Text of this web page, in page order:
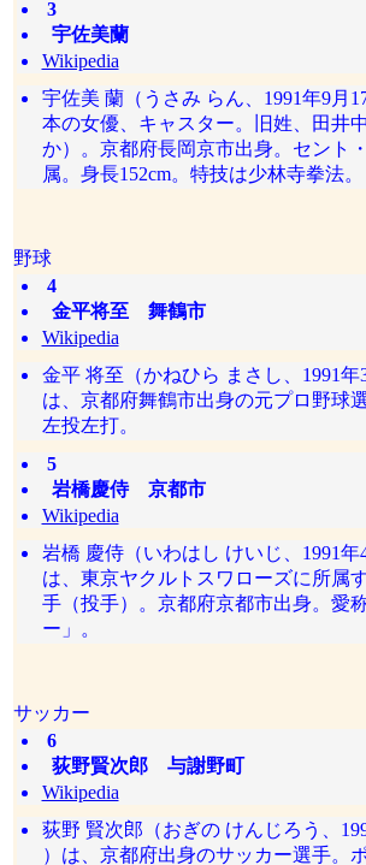
3
宇佐美蘭
Wikipedia
宇佐美 蘭（うさみ らん、1991年9月
本の女優、キャスター。旧姓、田井
か）。京都府長岡京市出身。セント
属。身長152cm。特技は少林寺拳法。
野球
4
金平将至 舞鶴市
Wikipedia
金平 将至（かねひら まさし、1991年3
は、京都府舞鶴市出身の元プロ野球
左投左打。
5
岩橋慶侍 京都市
Wikipedia
岩橋 慶侍（いわはし けいじ、1991年4
は、東京ヤクルトスワローズに所属
手（投手）。京都府京都市出身。愛
ー」。
サッカー
6
荻野賢次郎 与謝野町
Wikipedia
荻野 賢次郎（おぎの けんじろう、
）は、京都府出身のサッカー選手。